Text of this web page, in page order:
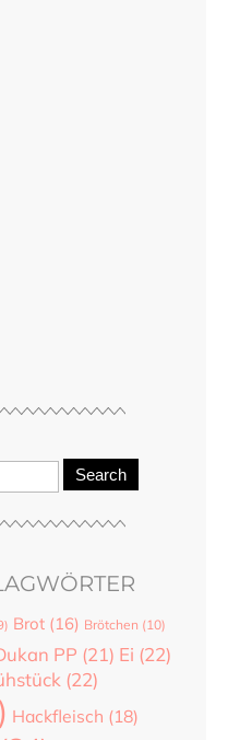
Search
Brot (16) Brötchen (10)
PP (21) Ei (22)
(22)
Hackfleisch (18)